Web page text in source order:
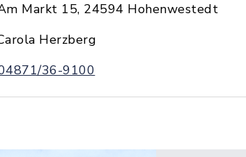
Markt 15, 24594 Hohenwestedt
Herzberg
36-9100